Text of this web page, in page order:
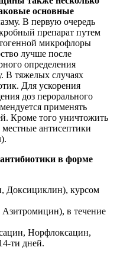
основные
В первую очередь
препарат путем
микрофлоры
лучше после
определения
В тяжелых случаях
Для ускорения
доз перорального
применять
Кроме того уничтожить
антисептики
в форме
Доксициклин), курсом
в течение
Норфлоксацин,
ти дней.